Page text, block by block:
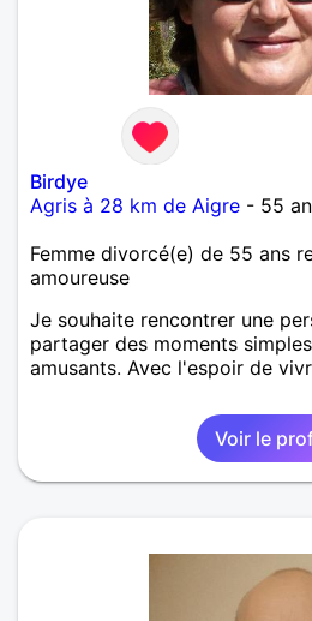
Birdye
Agris à 28 km de Aigre - 55
Femme divorcé(e) de 55 ans
amoureuse
Je souhaite rencontrer une
partager des moments
amusants. Avec l'espoir de
Voir le